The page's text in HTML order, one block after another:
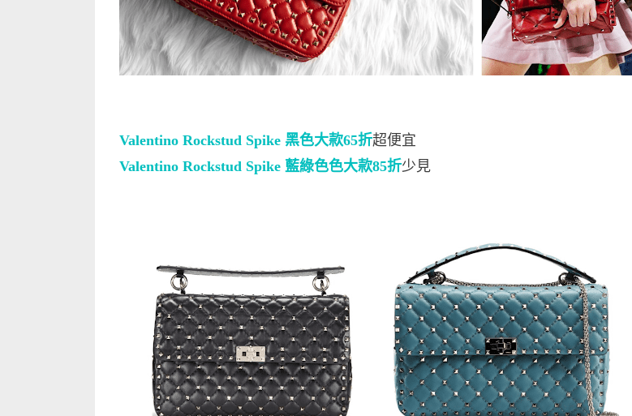
Valentino Rockstud Spike 黑色大款65折超便宜
Valentino Rockstud Spike 藍綠色色大款85折少見